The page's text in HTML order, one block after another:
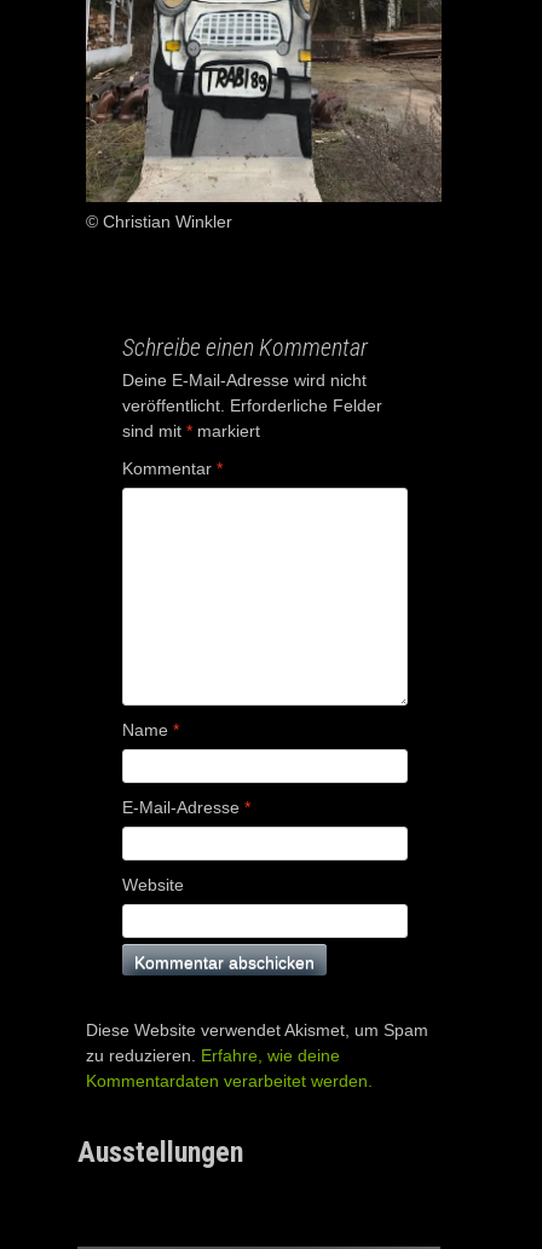
© Christian Winkler
Schreibe einen Kommentar
Deine E-Mail-Adresse wird nicht
veröffentlicht. Erforderliche Felder
sind mit * markiert
Kommentar *
Name *
E-Mail-Adresse *
Website
Diese Website verwendet Akismet, um Spam
zu reduzieren. Erfahre, wie deine
Kommentardaten verarbeitet werden.
Ausstellungen